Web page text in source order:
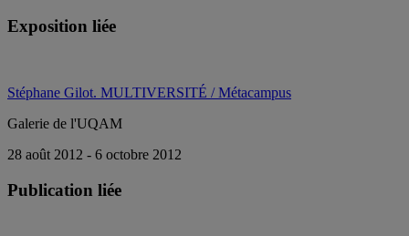
Exposition liée
Stéphane Gilot. MULTIVERSITÉ / Métacampus
Galerie de l'UQAM
28 août 2012 - 6 octobre 2012
Publication liée